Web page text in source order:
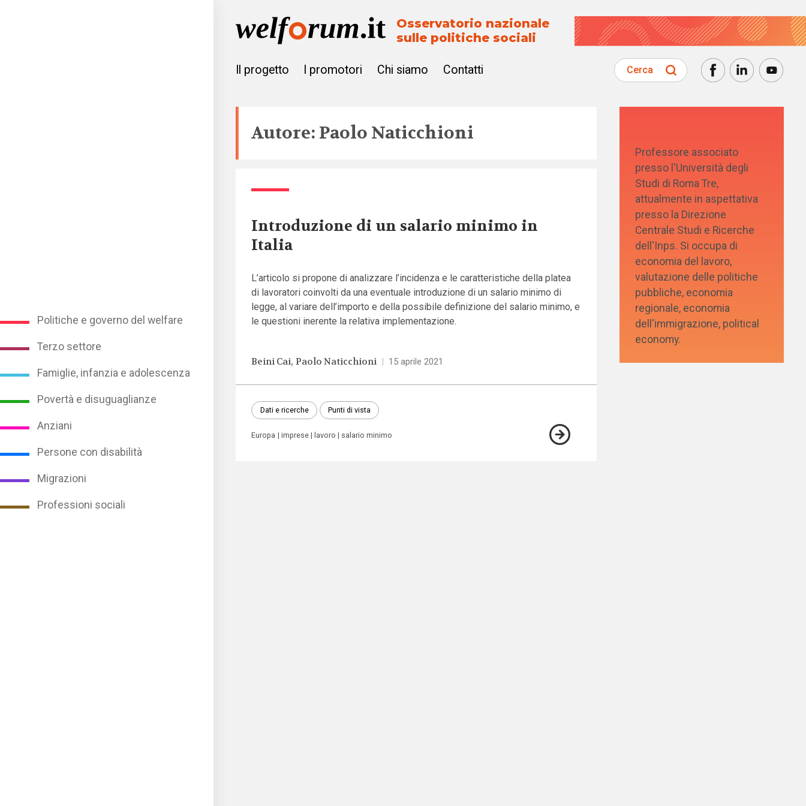
Politiche e governo del welfare
Terzo settore
Famiglie, infanzia e adolescenza
Povertà e disuguaglianze
Anziani
Persone con disabilità
Migrazioni
Professioni sociali
Osservatorio nazionale
sulle politiche sociali
Il progetto I promotori Chi siamo Contatti Cerca
Autore: Paolo Naticchioni
Introduzione di un salario minimo in
Italia
L’articolo si propone di analizzare l’incidenza e le caratteristiche della platea
di lavoratori coinvolti da una eventuale introduzione di un salario minimo di
legge, al variare dell’importo e della possibile definizione del salario minimo, e
le questioni inerente la relativa implementazione.
Beini Cai Paolo Naticchioni | 15 aprile 2021
Dati e ricerche Punti di vista
Europa imprese lavoro salario minimo
Professore associato
presso l'Università degli
Studi di Roma Tre,
attualmente in aspettativa
presso la Direzione
Centrale Studi e Ricerche
dell'Inps. Si occupa di
economia del lavoro,
valutazione delle politiche
pubbliche, economia
regionale, economia
dell'immigrazione, political
economy.